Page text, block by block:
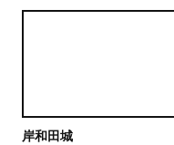
岸和田城